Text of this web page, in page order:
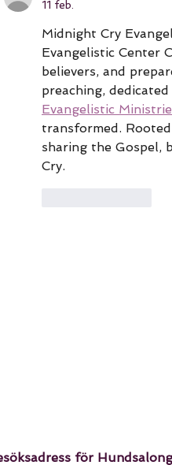
11 feb.
Midnight Cry
Evangelistic Center
believers, and
preaching,
Evangelistic
transformed.
sharing the Gospel,
Cry.
för